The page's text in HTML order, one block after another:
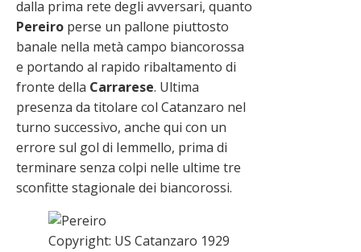
dalla prima rete degli avversari, quanto
Pereiro perse un pallone piuttosto
banale nella metà campo biancorossa
e portando al rapido ribaltamento di
fronte della Carrarese. Ultima
presenza da titolare col Catanzaro nel
turno successivo, anche qui con un
errore sul gol di Iemmello, prima di
terminare senza colpi nelle ultime tre
sconfitte stagionale dei biancorossi.
Copyright: US Catanzaro 1929